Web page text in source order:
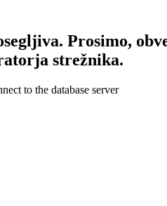
Prosimo,
strežnika.
to the database server